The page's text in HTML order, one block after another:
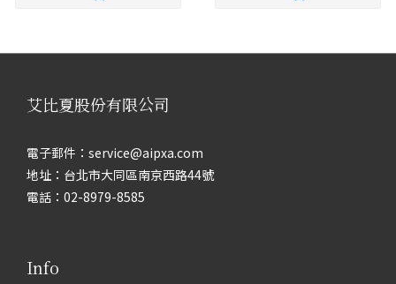
艾比夏股份有限公司
電子郵件：service@aipxa.com
地址：台北市大同區南京西路44號
電話：02-8979-8585
Info